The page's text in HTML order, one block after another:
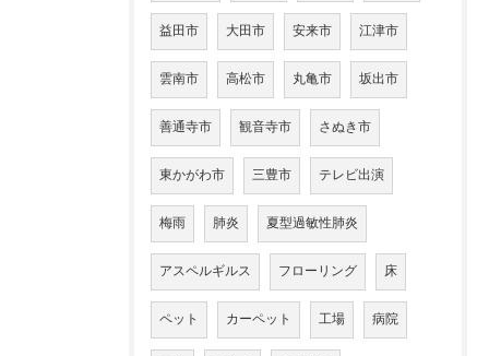
益田市 大田市 安来市 江津市
雲南市 高松市 丸亀市 坂出市
善通寺市 観音寺市 さぬき市
東かがわ市 三豊市 テレビ出演
梅雨 肺炎 夏型過敏性肺炎
アスペルギルス フローリング 床
ペット カーペット 工場 病院